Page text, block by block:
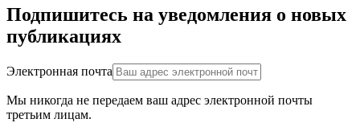
Подпишитесь на уведомления о новых
публикациях
Электронная почта
Мы никогда не передаем ваш адрес электронной почты
третьим лицам.